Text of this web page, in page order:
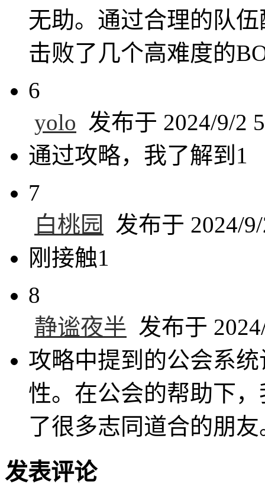
无助。通过合理的队
击败了几个高难度的
6
yolo 发布于 2024/9/2
通过攻略，我了解到1
7
白桃园
发布于 2024/
刚接触1
8
静谧夜半 发布于
攻略中提到的公会系
性。在公会的帮助下
了很多志同道合的朋友
发表评论